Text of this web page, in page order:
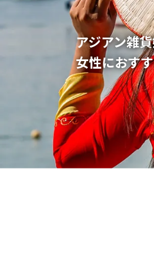
太平洋地域
オセアニア
ハワイ
アジアン雑
女性におす